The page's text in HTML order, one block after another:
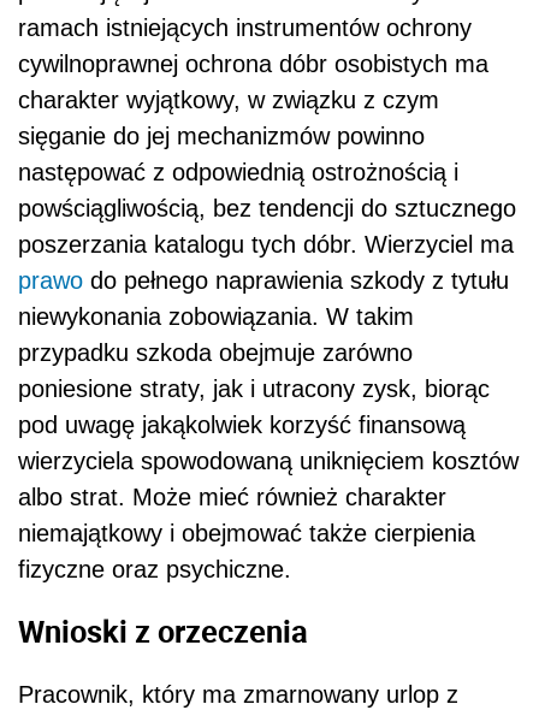
ramach istniejących instrumentów ochrony
cywilnoprawnej ochrona dóbr osobistych ma
charakter wyjątkowy, w związku z czym
sięganie do jej mechanizmów powinno
następować z odpowiednią ostrożnością i
powściągliwością, bez tendencji do sztucznego
poszerzania katalogu tych dóbr. Wierzyciel ma
prawo do pełnego naprawienia szkody z tytułu
niewykonania zobowiązania. W takim
przypadku szkoda obejmuje zarówno
poniesione straty, jak i utracony zysk, biorąc
pod uwagę jakąkolwiek korzyść finansową
wierzyciela spowodowaną uniknięciem kosztów
albo strat. Może mieć również charakter
niemajątkowy i obejmować także cierpienia
fizyczne oraz psychiczne.
Wnioski z orzeczenia
Pracownik, który ma zmarnowany urlop z